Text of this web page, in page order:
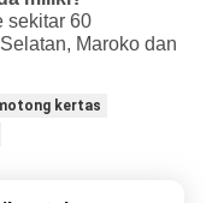
sekitar 60
Maroko dan
kertas